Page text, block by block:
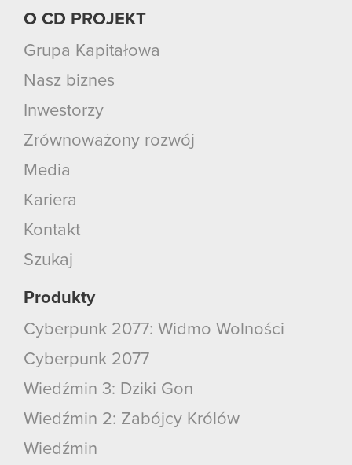
O CD PROJEKT
Grupa Kapitałowa
Nasz biznes
Inwestorzy
Zrównoważony rozwój
Media
Kariera
Kontakt
Szukaj
Produkty
Cyberpunk 2077: Widmo Wolności
Cyberpunk 2077
Wiedźmin 3: Dziki Gon
Wiedźmin 2: Zabójcy Królów
Wiedźmin